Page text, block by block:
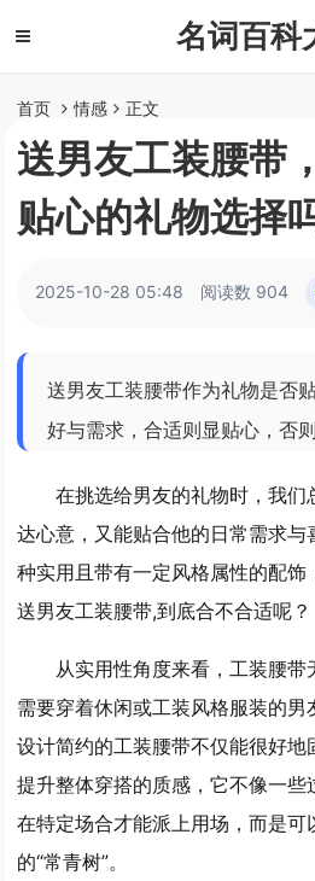
名词百科
首页 情感 正文
送男友工装腰带
贴心的礼物选择
2025-10-28 05:48 阅读数 904
送男友工装腰带作为礼物是否
好与需求，合适则显贴心，否
在挑选给男友的礼物时，我
达心意，又能贴合他的日常需求
种实用且带有一定风格属性的配饰
送男友工装腰带,到底合不合适呢？
从实用性角度来看，工装腰带
需要穿着休闲或工装风格服装的男
设计简约的工装腰带不仅能很好地
提升整体穿搭的质感，它不像一些
在特定场合才能派上用场，而是可
的“常青树”。